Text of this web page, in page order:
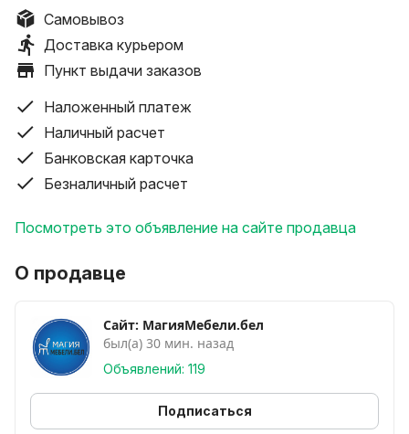
.
Доставка по РБ. Стоимость доставки уточняйте.
Осуществляется транспортными компаниями.
____________________________________
Описание и больше фото на нашем сайте:
МагияМебели.бел
Смотрите другие наши объявления.
Самовывоз
Доставка курьером
Пункт выдачи заказов
Наложенный платеж
Наличный расчет
Банковская карточка
Безналичный расчет
Посмотреть это объявление на сайте продавца
О продавце
Сайт: МагияМебели.бел
был(а) 30 мин. назад
Объявлений: 119
Подписаться